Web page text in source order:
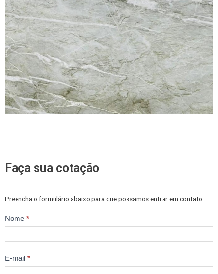
Faça sua cotação
Preencha o formulário abaixo para que possamos entrar em contato.
Trabalhe
Conosco
Nome *
E-mail *